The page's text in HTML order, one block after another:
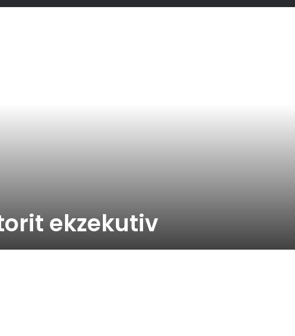
ekzekutiv